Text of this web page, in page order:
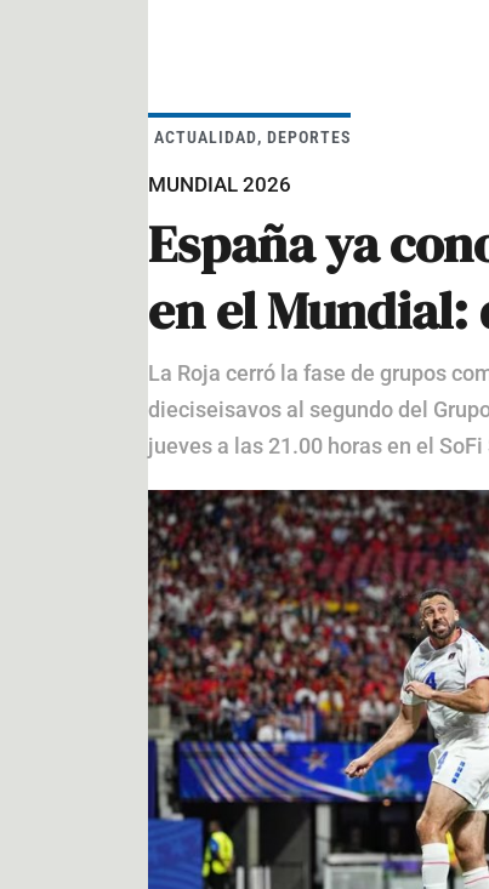
ACTUALIDAD, DEPORTES
MUNDIAL 2026
España ya
en el
La Roja cerró la fase de grupos
dieciseisavos al segundo del
jueves a las 21.00 horas en el